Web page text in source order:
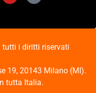
tutti i diritti riservati
19, 20143 Milano (MI).
tutta Italia.